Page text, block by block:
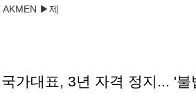
June 2024. EPA/TOLGA AKMEN ▶제